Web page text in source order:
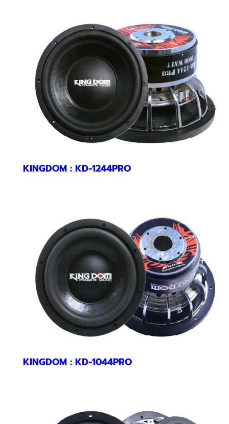
KINGDOM : KD-1244PRO
KINGDOM : KD-1044PRO